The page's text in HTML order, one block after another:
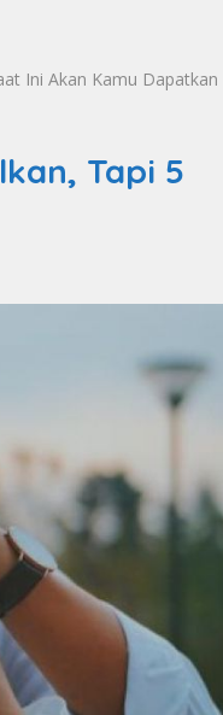
Ini Akan Kamu Dapatkan
Tapi 5